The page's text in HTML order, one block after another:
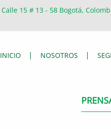
Calle 15 # 13 - 58 Bogotá,
INICIO NOSOTROS